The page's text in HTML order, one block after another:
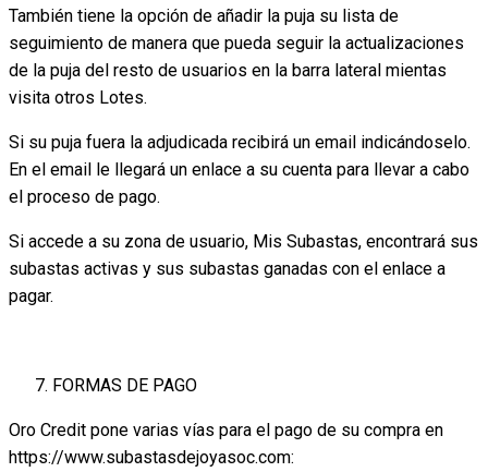
También tiene la opción de añadir la puja su lista de
seguimiento de manera que pueda seguir la actualizaciones
de la puja del resto de usuarios en la barra lateral mientas
visita otros Lotes.
Si su puja fuera la adjudicada recibirá un email indicándoselo.
En el email le llegará un enlace a su cuenta para llevar a cabo
el proceso de pago.
Si accede a su zona de usuario, Mis Subastas, encontrará sus
subastas activas y sus subastas ganadas con el enlace a
pagar.
FORMAS DE PAGO
Oro Credit pone varias vías para el pago de su compra en
https://www.subastasdejoyasoc.com: